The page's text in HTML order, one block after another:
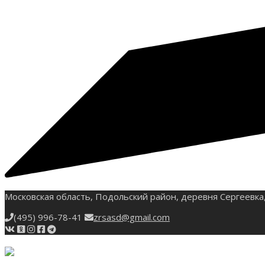
Московская область, Подольский район, деревня
(495) 996-78-41
zrsasd@gmail.com